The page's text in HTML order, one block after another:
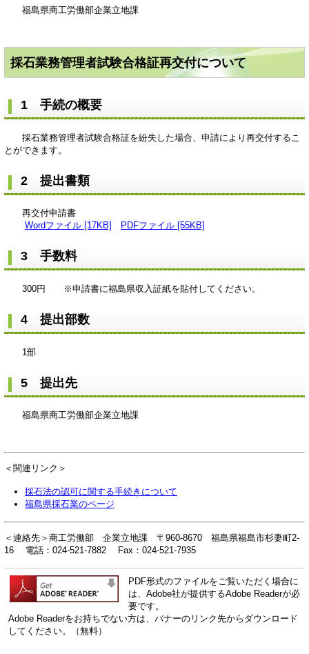
福島県商工労働部企業立地課
採石業務管理者試験合格証再交付について
1 手続の概要
採石業務管理者試験合格証を紛失した場合、申請により再交付するこ
とができます。
2 提出書類
再交付申請書
Wordファイル [17KB]
PDFファイル [55KB]
3 手数料
300円 ※申請書に福島県収入証紙を貼付してください。
4 提出部数
1部
5 提出先
福島県商工労働部企業立地課
＜関連リンク＞
採石法の認可に関する手続きについて
福島県採石業のページ
＜連絡先＞商工労働部 企業立地課 〒960-8670 福島県福島市杉妻町2-
16 電話：024-521-7882 Fax：024-521-7935
PDF形式のファイルをご覧いただく場合に
は、Adobe社が提供するAdobe Readerが必
要です。
Adobe Readerをお持ちでない方は、バナーのリンク先からダウンロード
してください。（無料）